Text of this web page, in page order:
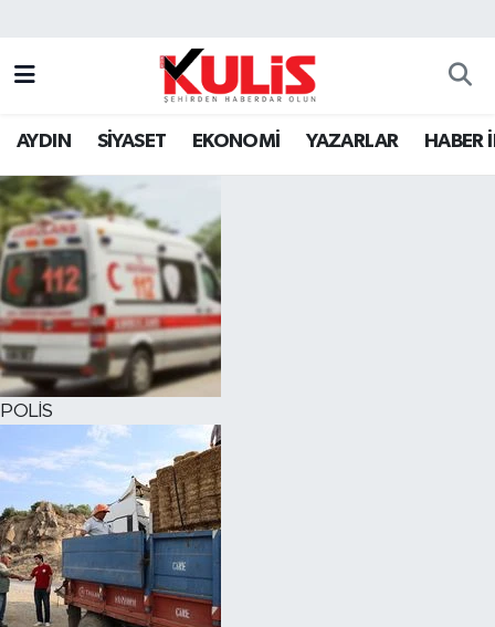
AYDIN SİYASET EKONOMİ YAZARLAR HABER
POLİS